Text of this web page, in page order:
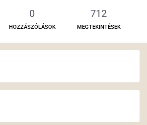
0
HOZZÁSZÓLÁSOK
712
MEGTEKINTÉSEK